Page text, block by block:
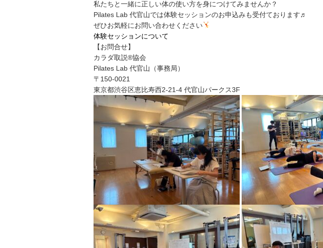
私たちと一緒に正しい体の使い方を身につけてみませんか？
Pilates Lab 代官山では体験セッションのお申込みも受付ております♬
ぜひお気軽にお問い合わせください
体験セッションについて
【お問合せ】
カラダ取説®協会
Pilates Lab 代官山（事務局）
〒150-0021
東京都渋谷区恵比寿西2-21-4 代官山パークス3F